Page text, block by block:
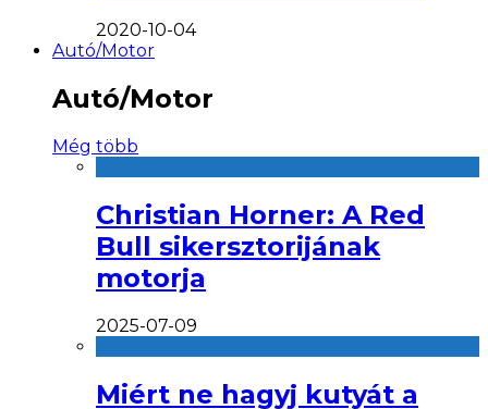
2020-10-04
Autó/Motor
Autó/Motor
Még több
Christian Horner: A Red
Bull sikersztorijának
motorja
2025-07-09
Miért ne hagyj kutyát a